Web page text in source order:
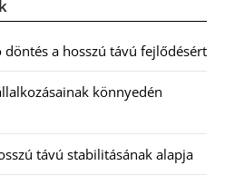
a hosszú távú fejlődésért
könnyedén
távú stabilitásának alapja